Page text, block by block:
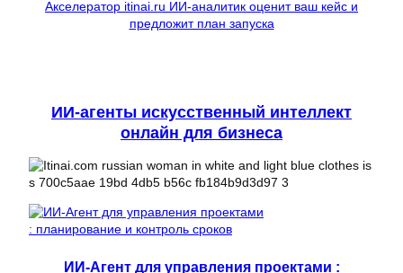
Акселератор itinai.ru ИИ-аналитик оценит ваш кейс и
предложит план запуска
ИИ-агенты искусственный интеллект
онлайн для бизнеса
ИИ-Агент для управления проектами :